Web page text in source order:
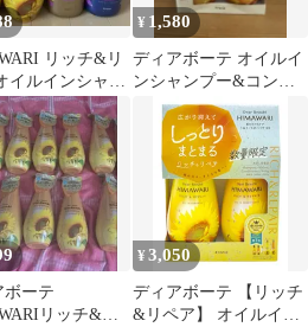
リッチ&リ
イルインシャン
ち髪 コンディシ
¥ 1,580
ディアボーテ オイルイ
ンシャンプー&コンデ
ィショナー本体セッ
ト ＊グロス&リペア
ボーテ
リッチ&リ
¥3,050
ディアボーテ 【リッチ
&リペア】 オイルイン